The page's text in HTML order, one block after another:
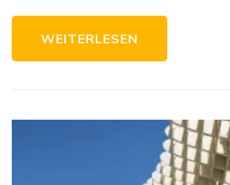
WEITERLESEN